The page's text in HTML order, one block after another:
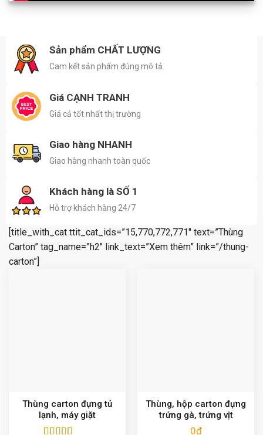
Sản phẩm CHẤT LƯỢNG
Cam kết sản phẩm đúng mô tả
Giá CẠNH TRANH
Giá cả tốt nhất thị trường
Giao hàng NHANH
Giao hàng nhanh toàn quốc
Khách hàng là SỐ 1
Hỗ trợ khách hàng 24/7
[title_with_cat ttit_cat_ids=”15,770,772,771″ text=”Thùng
Carton” tag_name=”h2″ link_text=”Xem thêm” link=”/thung-
carton”]
Thùng carton đựng tủ
lạnh, máy giặt
Thùng, hộp carton đựng
trứng gà, trứng vịt
0₫